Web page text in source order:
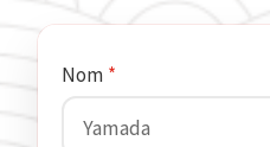
Nom *